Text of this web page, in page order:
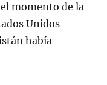
momento de la
Unidos
había